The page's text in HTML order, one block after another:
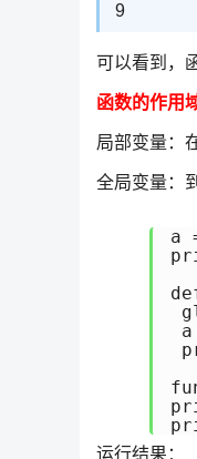
9
可以看到，
函数的作用
局部变量：
全局变量：
a
运行结果：